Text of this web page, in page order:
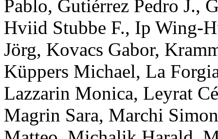
Pablo, Gutiérrez Pedro J.,
Hviid Stubbe F., Ip Wing-
Jörg, Kovacs Gabor,
Küppers Michael, La
Lazzarin Monica, Leyrat
Magrin Sara, Marchi